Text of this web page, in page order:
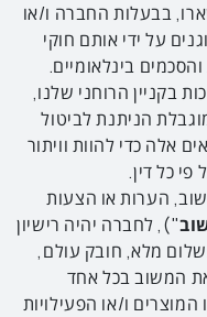
בבעלות החברה ו/או
על ידי אותם חוקי
והסכמים בינלאומיים.
בקניין הרוחני שלנו,
הניתנת לביטול
אלה כדי להוות וויתור
פי כל דין.
הערות או הצעות
"), לחברה יהיה רישיון
מלא, חובק עולם,
המשוב בכל אחד
ו/או הפעילויות